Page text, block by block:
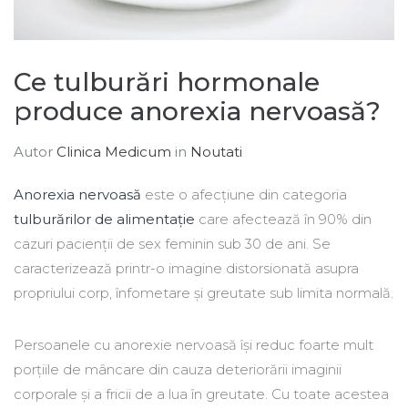
Ce tulburări hormonale
produce anorexia nervoasă?
Autor Clinica Medicum in Noutati
Anorexia nervoasă este o afecțiune din categoria
tulburărilor de alimentație care afectează în 90% din
cazuri pacienții de sex feminin sub 30 de ani. Se
caracterizează printr-o imagine distorsionată asupra
propriului corp, înfometare și greutate sub limita normală.
Persoanele cu anorexie nervoasă își reduc foarte mult
porțiile de mâncare din cauza deteriorării imaginii
corporale și a fricii de a lua în greutate. Cu toate acestea